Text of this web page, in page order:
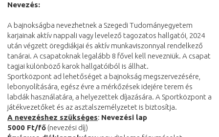
Nevezés:
A bajnokságba nevezhetnek a Szegedi Tudományegyetem
karjainak aktív nappali vagy levelező tagozatos hallgatói, 2024
után végzett öregdiákjai és aktív munkaviszonnyal rendelkező
tanárai. A csapatoknak legalább 8 fővel kell nevezniük. A csapat
tagjai különböző karok hallgatóiból is állhat.
Sportközpont ad lehetőséget a bajnokság megszervezésére,
lebonyolítására, egész évre a mérkőzések idejére terem és
labdák használatára, a helyezettek díjazására. A Sportközpont a
játékvezetőket és az asztalszemélyzetet is biztosítja.
A nevezéshez szükséges: Nevezési lap
5000 Ft/fő (nevezési díj)